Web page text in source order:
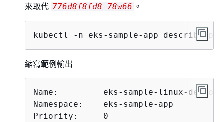
來取代 776d8f8fd8-78w66 。
kubectl -n eks-sample-app describe pod
縮寫範例輸出
Name:         eks-sample-linux-
Namespace:    eks-sample-app
Priority:     0